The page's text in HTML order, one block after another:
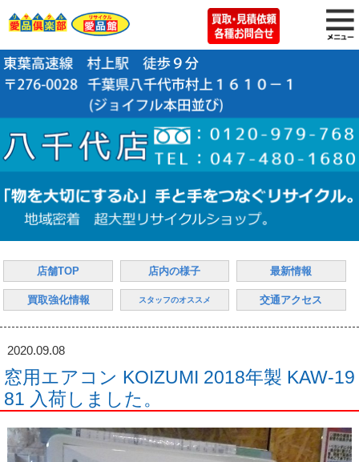
店舗TOP 店内の様子 最新情報
買取強化情報 スタッフのオススメ 交通アクセス
2020.09.08
窓用エアコン KOIZUMI 2018年製 KAW-19
81 入荷しました。